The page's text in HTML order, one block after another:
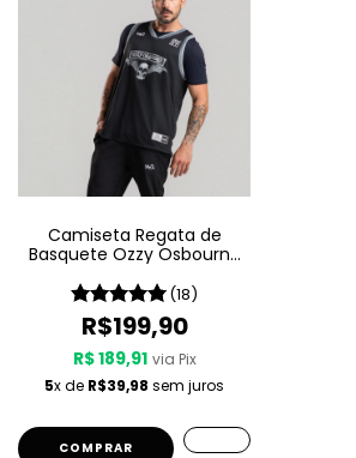
Camiseta Regata de
Basquete Ozzy Osbourne
(18)
R$199,90
R$ 189,91 via Pix
5x de R$39,98 sem juros
COMPRAR